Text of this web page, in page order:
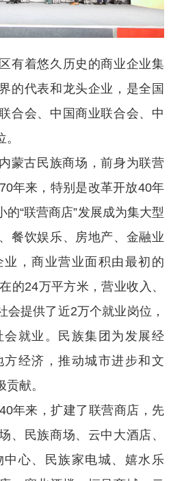
有着悠久历史的商业企业集
的代表和龙头企业，是全国
合会、中国商业联合会、中
蒙古民族商场，前身为联营
年来，特别是改革开放40年
“联营商店”发展成为集大型
餐饮娱乐、房地产、金融业
，商业营业面积由最初的
的24万平方米，营业收入、
会提供了近2万个就业岗位，
就业。民族集团为发展经
经济，推动城市进步和文
献。
年来，扩建了联营商店，先
、民族商场、云中大酒店、
心、民族家电城、嬉水乐